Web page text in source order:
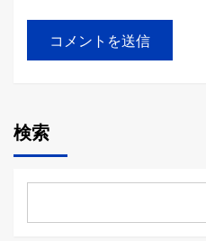
検索